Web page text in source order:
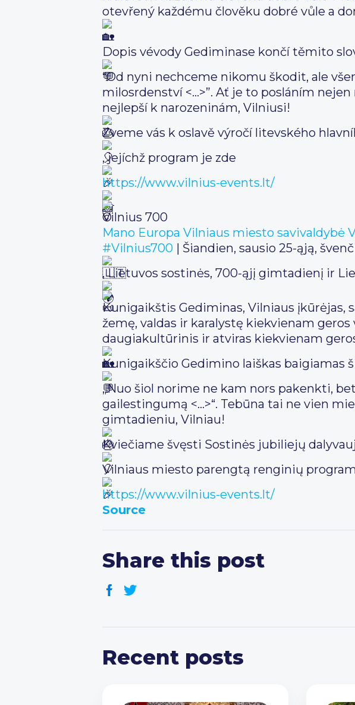
otevřený každému člověku dobré vůle a
.
Dopis vévody Gediminase končí těmito
“Od nyni nechceme nikomu škodit, ale
milosrdenství <…>”. Ať je to posláním
nejlepší k narozeninám, Vilniusi!
Zveme vás k oslavě výročí litevského
, jejíchž program je zde
https://www.vilnius-events.lt/
Vilnius 700
Mano Europa Vilniaus miesto savivaldybė
#Vilnius700 | Šiandien, sausio 25-ąją,
, Lietuvos sostinės, 700-ąjį gimtadienį ir
Kunigaikštis Gediminas, Vilniaus įkūrėjas,
žemę, valdas ir karalystę kiekvienam
daugiakultūrinis ir atviras kiekvienam
Kunigaikščio Gedimino laiškas baigiamas
„Nuo šiol norime ne kam nors pakenkti,
gailestingumą <…>“. Tebūna tai ne vien
gimtadieniu, Vilniau!
Kviečiame švęsti Sostinės jubiliejų
Vilniaus miesto parengtą renginių
https://www.vilnius-events.lt/
Source
Share this post
Recent posts